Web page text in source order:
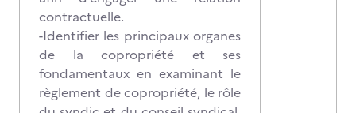
contractuelle.
-Identifier les principaux organes
de la copropriété et ses
fondamentaux en examinant le
règlement de copropriété, le rôle